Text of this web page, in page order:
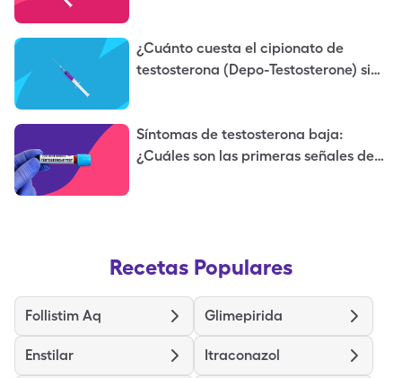
¿Cuánto cuesta el cipionato de
testosterona (Depo-Testosterone) sin
Síntomas de testosterona baja:
¿Cuáles son las primeras señales de
Recetas Populares
Follistim Aq Glimepirida
Enstilar Itraconazol